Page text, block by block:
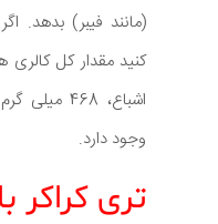
(مانند فیبر) بدهد.
وجود دارد.
تری کراکر